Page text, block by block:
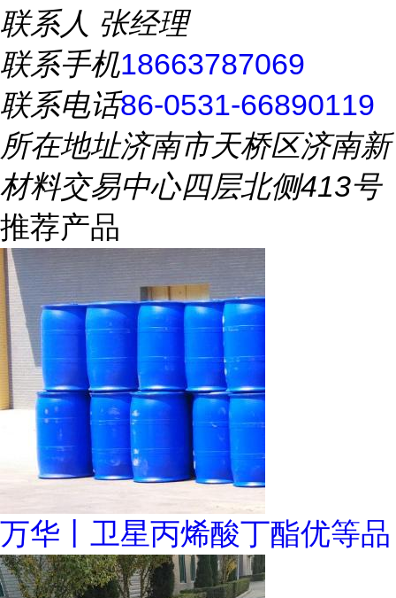
联系人 张经理
联系手机18663787069
联系电话86-0531-66890119
所在地址济南市天桥区济南新
材料交易中心四层北侧413号
推荐产品
万华丨卫星丙烯酸丁酯优等品